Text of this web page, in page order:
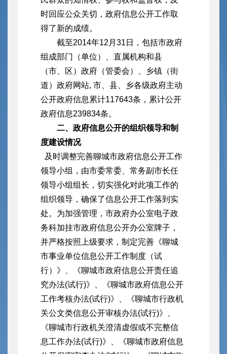
时回应公众关切，政府信息公开工作取
得了新的成绩。
截至2014年12月31日，包括市政府
组成部门（单位）、直属机构和县
（市、区）政府（管委会）、乡镇（街
道）政府网站, 市、县、乡各级政府主动
公开政府信息累计117643条，累计公开
政府信息239834条。
二、政府信息公开的组织领导和制
度建设情况
及时调整完善聊城市政府信息公开工作
领导小组，由市委常委、常务副市长任
领导小组组长，切实强化对此项工作的
组织领导，确保了信息公开工作落到实
处。为加强管理，市政府办公室电子政
务科加挂市政府信息公开办公室牌子，
并严格按照上级要求，制定完善《聊城
市事业单位信息公开工作制度（试
行）》、《聊城市政府信息公开责任追
究办法(试行)》、《聊城市政府信息公开
工作考核办法(试行)》、《聊城市行政机
关公文类信息公开审核办法(试行)》、
《聊城市行政机关澄清虚假或不完整信
息工作办法(试行)》、《聊城市政府信息